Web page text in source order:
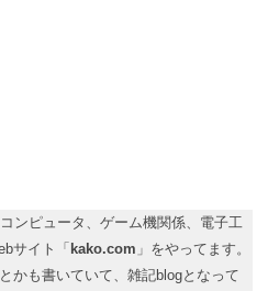
ンピュータ、ゲーム機関係、電子工
サイト「 kako.com 」をやってます。
かも書いていて、雑記blogとなって